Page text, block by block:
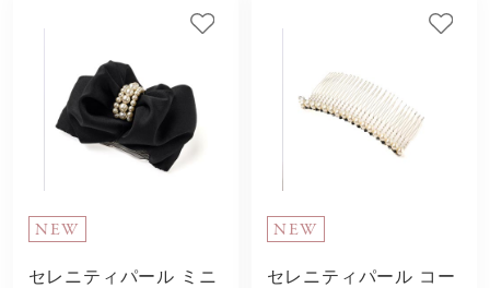
NEW
セレニティパール ミニ
NEW
セレニティパール コー